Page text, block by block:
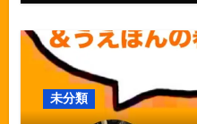
未分類